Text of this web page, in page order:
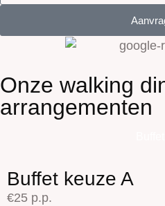
Onze walking
arrangementen
Buffet keuze A
€25 p.p.